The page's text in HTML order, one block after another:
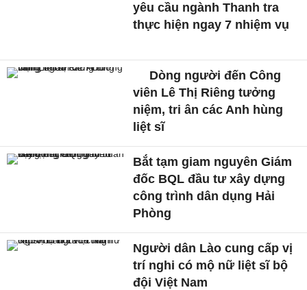
yêu cầu ngành Thanh tra
thực hiện ngay 7 nhiệm vụ
Dòng người đến Công
viên Lê Thị Riêng tưởng
niệm, tri ân các Anh hùng
liệt sĩ
Bắt tạm giam nguyên Giám
đốc BQL đầu tư xây dựng
công trình dân dụng Hải
Phòng
Người dân Lào cung cấp vị
trí nghi có mộ nữ liệt sĩ bộ
đội Việt Nam